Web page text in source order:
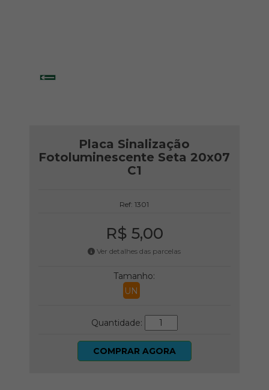
Placa Sinalização
Fotoluminescente Seta 20x07
C1
Ref: 1301
R$ 5,00
Ver detalhes das parcelas
Tamanho:
UN
Quantidade:
COMPRAR AGORA